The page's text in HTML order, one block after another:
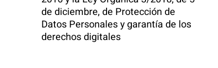
de diciembre, de Protección de
Datos Personales y garantía de los
derechos digitales